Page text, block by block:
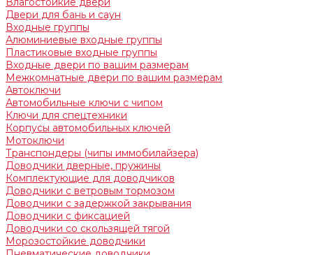
Двери для бань и саун
Входные группы
Алюминиевые входные группы
Пластиковые входные группы
Входные двери по вашим размерам
Межкомнатные двери по вашим размерам
Автоключи
Автомобильные ключи с чипом
Ключи для спецтехники
Корпусы автомобильных ключей
Мотоключи
Транспондеры (чипы иммобилайзера)
Доводчики дверные, пружины
Комплектующие для доводчиков
Доводчики с ветровым тормозом
Доводчики с задержкой закрывания
Доводчики с фиксацией
Доводчики со скользящей тягой
Морозостойкие доводчики